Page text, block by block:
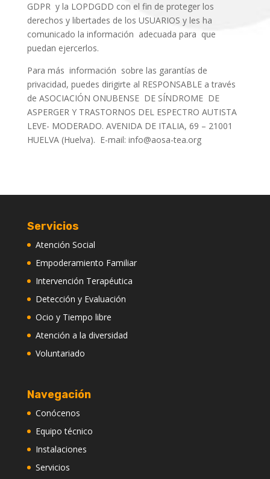
GDPR y la LOPDGDD con el fin de proteger los
derechos y libertades de los USUARIOS y les ha
comunicado la información adecuada para que
puedan ejercerlos.
Para más información sobre las garantías de
privacidad, puedes dirigirte al RESPONSABLE a través
de ASOCIACIÓN ONUBENSE DE SÍNDROME DE
ASPERGER Y TRASTORNOS DEL ESPECTRO AUTISTA
LEVE- MODERADO. AVENIDA DE ITALIA, 69 – 21001
HUELVA (Huelva). E-mail: info@aosa-tea.org
Servicios
Atención Social
Empoderamiento Familiar
Intervención Terapéutica
Detección y Evaluación
Ocio y Tiempo libre
Atención a la diversidad
Voluntariado
Navegación
Conócenos
Equipo técnico
Instalaciones
Servicios